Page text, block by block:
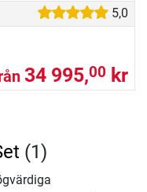
5,0
34 995,00 kr
(1)